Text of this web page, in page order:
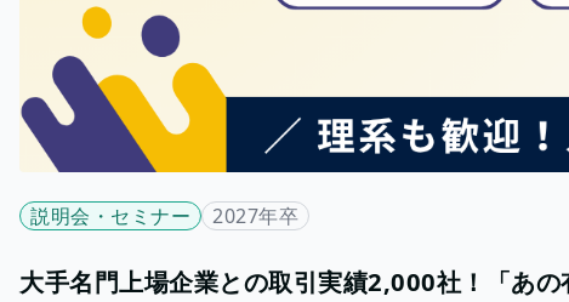
説明会・セミナー 2027年卒
大手名門上場企業との取引実績2,000社！「あ